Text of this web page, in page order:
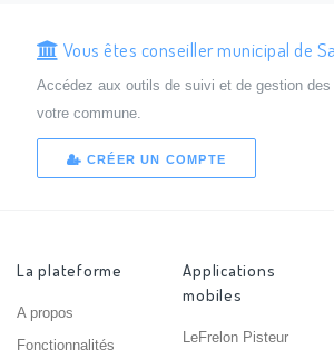
Vous êtes conseiller municipal de
Accédez aux outils de suivi et de gestion
votre commune.
CRÉER UN COMPTE
La plateforme
A propos
Fonctionnalités
Applications
mobiles
LeFrelon Pisteur